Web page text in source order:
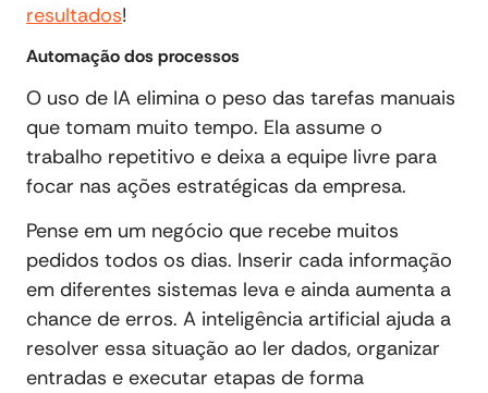
resultados!
Automação dos processos
O uso de IA elimina o peso das tarefas manuais
que tomam muito tempo. Ela assume o
trabalho repetitivo e deixa a equipe livre para
focar nas ações estratégicas da empresa.
Pense em um negócio que recebe muitos
pedidos todos os dias. Inserir cada informação
em diferentes sistemas leva e ainda aumenta a
chance de erros. A inteligência artificial ajuda a
resolver essa situação ao ler dados, organizar
entradas e executar etapas de forma